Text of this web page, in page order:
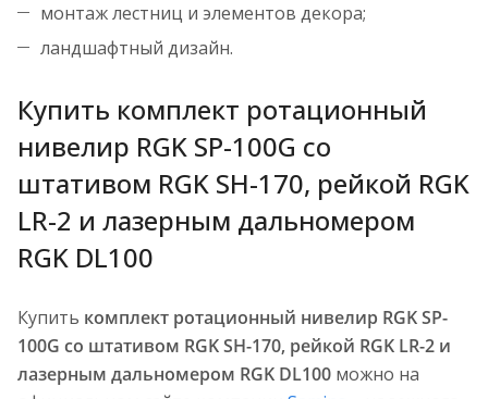
монтаж лестниц и элементов декора;
ландшафтный дизайн.
Купить комплект ротационный
нивелир RGK SP-100G со
штативом RGK SH-170, рейкой RGK
LR-2 и лазерным дальномером
RGK DL100
Купить комплект ротационный нивелир RGK SP-
100G со штативом RGK SH-170, рейкой RGK LR-2 и
лазерным дальномером RGK DL100 можно на